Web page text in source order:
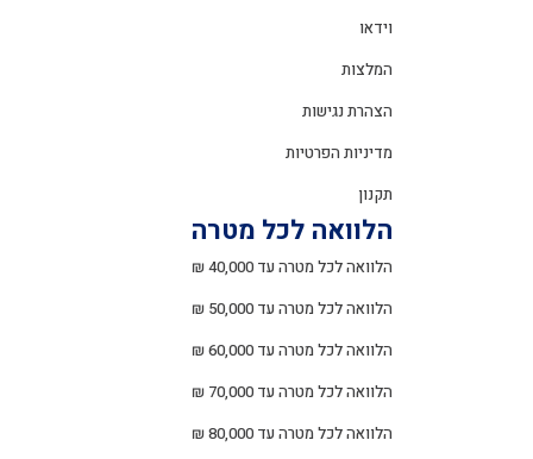
וידאו
המלצות
הצהרת נגישות
מדיניות הפרטיות
תקנון
הלוואה לכל מטרה
הלוואה לכל מטרה עד 40,000 ₪
הלוואה לכל מטרה עד 50,000 ₪
הלוואה לכל מטרה עד 60,000 ₪
הלוואה לכל מטרה עד 70,000 ₪
הלוואה לכל מטרה עד 80,000 ₪